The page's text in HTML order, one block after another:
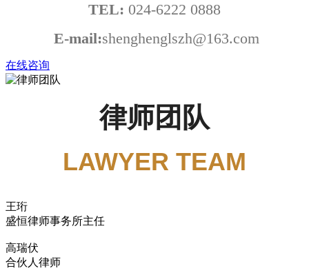
TEL: 024-6222 0888
E-mail:shenghenglszh@163.com
在线咨询
律师团队
LAWYER TEAM
王珩
盛恒律师事务所主任
高瑞伏
合伙人律师